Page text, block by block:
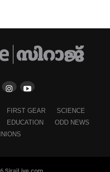
FIRST GEAR
SCIENCE
EDUCATION
ODD NEWS